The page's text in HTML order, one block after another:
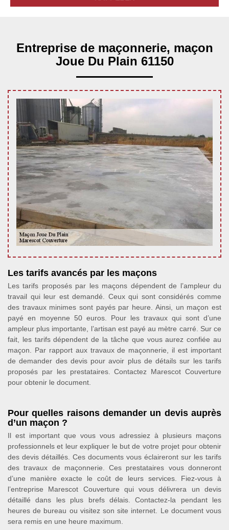
Entreprise de maçonnerie, maçon
Joue Du Plain 61150
Les tarifs avancés par les maçons
Les tarifs proposés par les maçons dépendent de l’ampleur du
travail qui leur est demandé. Ceux qui sont considérés comme
des travaux minimes sont payés par heure. Ainsi, un maçon est
payé en moyenne 50 euros. Pour les travaux qui sont d’une
ampleur plus importante, l’artisan est payé au mètre carré. Sur ce
fait, les tarifs dépendent de la tâche que vous aurez confiée au
maçon. Par rapport aux travaux de maçonnerie, il est important
de demander des devis pour avoir plus de détails sur les tarifs
proposés par les prestataires. Contactez Marescot Couverture
pour obtenir le document.
Pour quelles raisons demander un devis auprès
d’un maçon ?
Il est important que vous vous adressiez à plusieurs maçons
professionnels et leur expliquer le but de votre projet pour obtenir
des devis détaillés. Ces documents vous éclaireront sur les tarifs
des travaux de maçonnerie. Ces prestataires vous donneront
d’une manière exacte le coût de leurs services. Fiez-vous à
l’entreprise Marescot Couverture qui vous délivrera un devis
détaillé dans les plus brefs délais. Contactez-la pendant les
heures de bureau ou visitez son site internet. Le document vous
sera remis en une heure maximum.